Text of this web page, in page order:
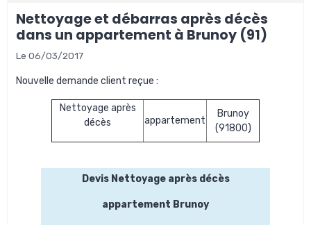
Nettoyage et débarras après décès
dans un appartement à Brunoy (91)
Le 06/03/2017
Nouvelle demande client reçue :
Nettoyage après
décès
appartement
Brunoy
(91800)
Devis Nettoyage après décès
appartement Brunoy